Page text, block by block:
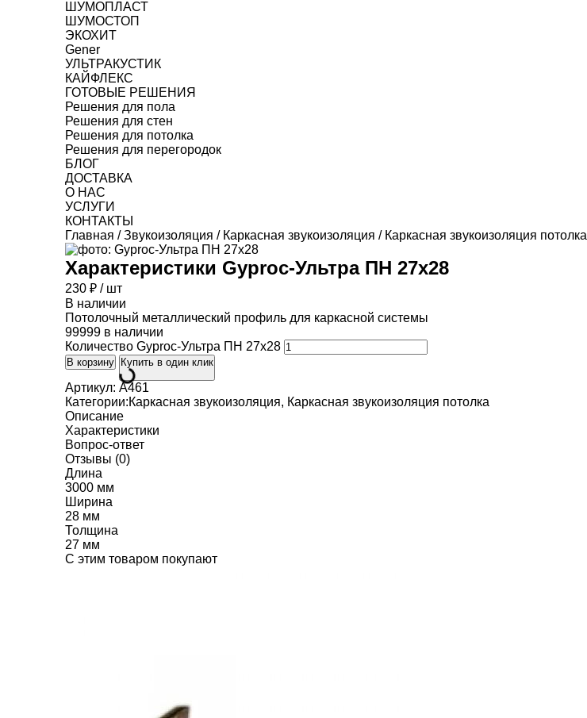
ШУМОПЛАСТ
ШУМОСТОП
ЭКОХИТ
Gener
УЛЬТРАКУСТИК
КАЙФЛЕКС
ГОТОВЫЕ РЕШЕНИЯ
Решения для пола
Решения для стен
Решения для потолка
Решения для перегородок
БЛОГ
ДОСТАВКА
О НАС
УСЛУГИ
КОНТАКТЫ
Главная /Звукоизоляция / Каркасная звукоизоляция / Каркасная звукоизоляция потолка
Характеристики Gyproc-Ультра ПН 27х28
230 ₽ / шт
В наличии
Потолочный металлический профиль для каркасной системы
99999 в наличии
Количество Gyproc-Ультра ПН 27х28
В корзину Купить в один клик
Артикул: A461
Категории:Каркасная звукоизоляция, Каркасная звукоизоляция потолка
Описание
Характеристики
Вопрос-ответ
Отзывы (0)
Длина
3000 мм
Ширина
28 мм
Толщина
27 мм
C этим товаром покупают